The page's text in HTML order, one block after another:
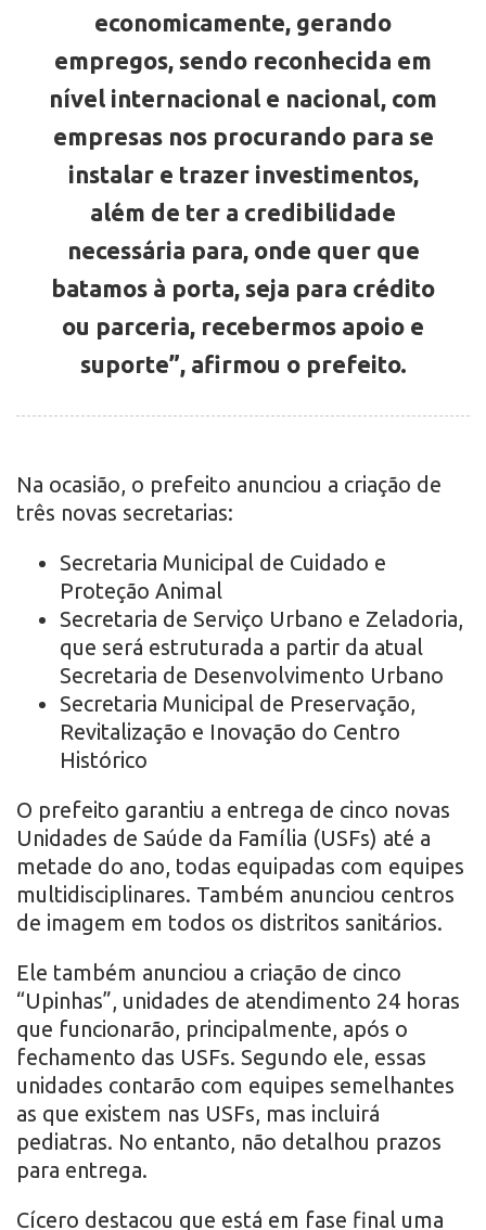
economicamente, gerando
empregos, sendo reconhecida em
nível internacional e nacional, com
empresas nos procurando para se
instalar e trazer investimentos,
além de ter a credibilidade
necessária para, onde quer que
batamos à porta, seja para crédito
ou parceria, recebermos apoio e
suporte”, afirmou o prefeito.
Na ocasião, o prefeito anunciou a criação de
três novas secretarias:
Secretaria Municipal de Cuidado e
Proteção Animal
Secretaria de Serviço Urbano e Zeladoria,
que será estruturada a partir da atual
Secretaria de Desenvolvimento Urbano
Secretaria Municipal de Preservação,
Revitalização e Inovação do Centro
Histórico
O prefeito garantiu a entrega de cinco novas
Unidades de Saúde da Família (USFs) até a
metade do ano, todas equipadas com equipes
multidisciplinares. Também anunciou centros
de imagem em todos os distritos sanitários.
Ele também anunciou a criação de cinco
“Upinhas”, unidades de atendimento 24 horas
que funcionarão, principalmente, após o
fechamento das USFs. Segundo ele, essas
unidades contarão com equipes semelhantes
as que existem nas USFs, mas incluirá
pediatras. No entanto, não detalhou prazos
para entrega.
Cícero destacou que está em fase final uma